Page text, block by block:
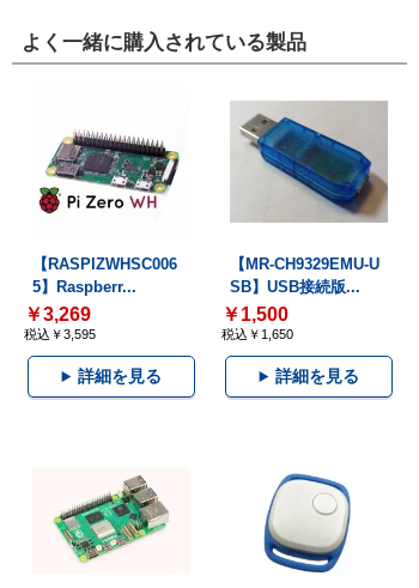
よく一緒に購入されている製品
【RASPIZWHSC006
5】Raspberr...
￥3,269
税込￥3,595
詳細を見る
【MR-CH9329EMU-U
SB】USB接続版...
￥1,500
税込￥1,650
詳細を見る